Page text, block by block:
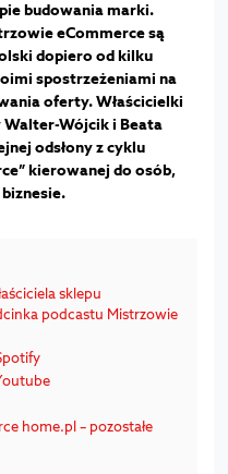
budowania marki.
eCommerce są
dopiero od kilku
spostrzeżeniami na
oferty. Właścicielki
Walter-Wójcik i Beata
odsłony z cyklu
kierowanej do osób,
sklepu
podcastu Mistrzowie
home.pl – pozostałe